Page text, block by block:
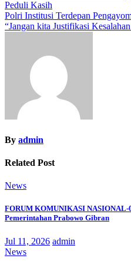
pos
Peduli Kasih
Polri Institusi Terdepan
“Jangan kita Justifikasi
By admin
Related Post
News
FORUM KOMUNIKASI NASIONAL-
Pemerintahan Prabowo Gibran
Jul 11, 2026 admin
News